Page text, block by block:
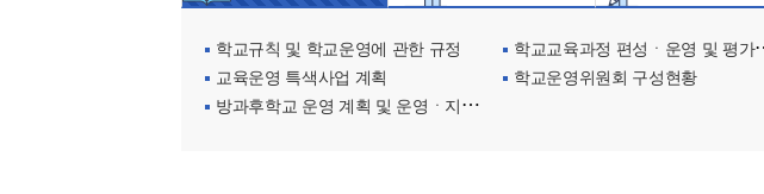
학교규칙 및 학교운영에 관한 규정 학교교육과정 편성ㆍ운영 및 평가에 관한 사항
교육운영 특색사업 계획
학교운영위원회 구성현황
방과후학교 운영 계획 및 운영ㆍ지원현황